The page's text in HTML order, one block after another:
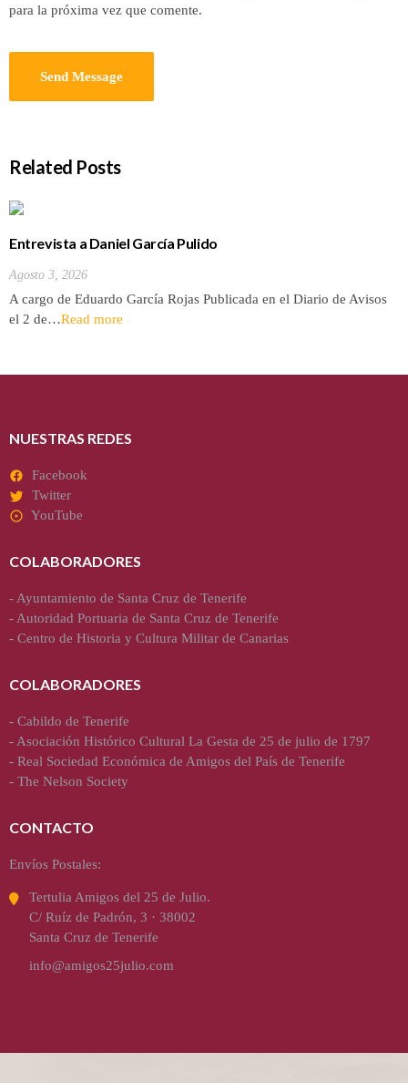
para la próxima vez que comente.
Related Posts
Entrevista a Daniel García Pulido
Agosto 3, 2026
A cargo de Eduardo García Rojas Publicada en el Diario de Avisos
el 2 de…Read more
NUESTRAS REDES
Facebook
Twitter
YouTube
COLABORADORES
- Ayuntamiento de Santa Cruz de Tenerife
- Autoridad Portuaria de Santa Cruz de Tenerife
- Centro de Historia y Cultura Militar de Canarias
COLABORADORES
- Cabildo de Tenerife
- Asociación Histórico Cultural La Gesta de 25 de julio de 1797
- Real Sociedad Económica de Amigos del País de Tenerife
- The Nelson Society
CONTACTO
Envíos Postales:
Tertulia Amigos del 25 de Julio.
C/ Ruíz de Padrón, 3 · 38002
Santa Cruz de Tenerife
info@amigos25julio.com